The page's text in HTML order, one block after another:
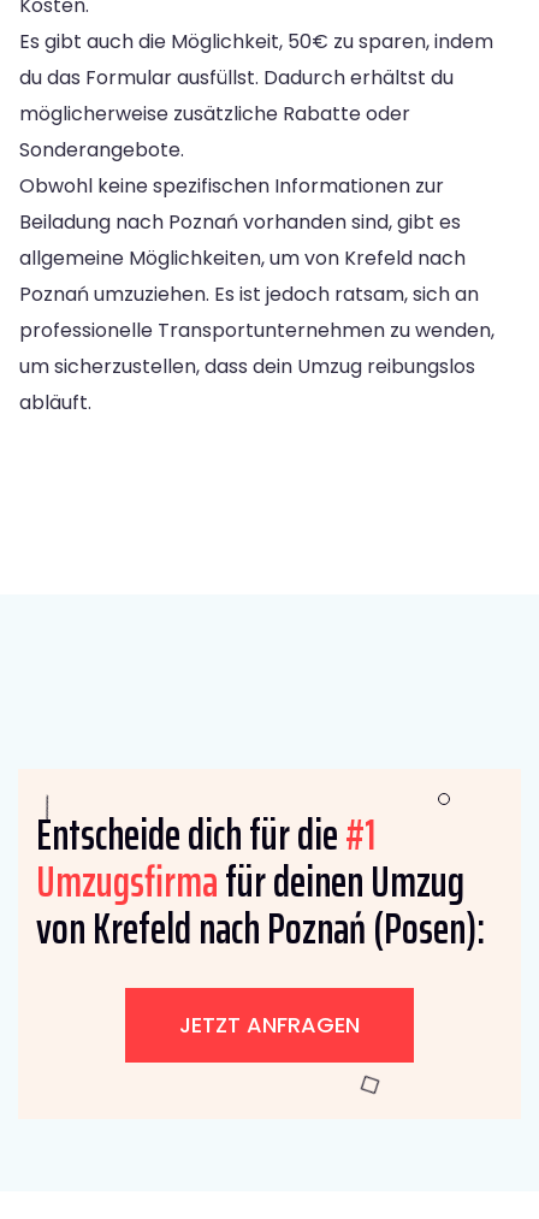
Es gibt auch die Möglichkeit, 50€ zu sparen, indem
du das Formular ausfüllst. Dadurch erhältst du
möglicherweise zusätzliche Rabatte oder
Sonderangebote.
Obwohl keine spezifischen Informationen zur
Beiladung nach Poznań vorhanden sind, gibt es
allgemeine Möglichkeiten, um von Krefeld nach
Poznań umzuziehen. Es ist jedoch ratsam, sich an
professionelle Transportunternehmen zu wenden,
um sicherzustellen, dass dein Umzug reibungslos
abläuft.
Entscheide dich für die#1
Umzugsfirmafür deinen Umzug
von Krefeld nach Poznań (Posen):
JETZT ANFRAGEN